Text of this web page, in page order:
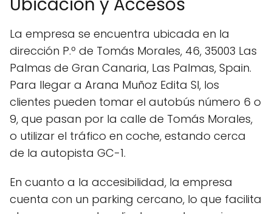
La empresa se encuentra ubicada en la
dirección P.º de Tomás Morales, 46, 35003 Las
Palmas de Gran Canaria, Las Palmas, Spain.
Para llegar a Arana Muñoz Edita Sl, los
clientes pueden tomar el autobús número 6 o
9, que pasan por la calle de Tomás Morales,
o utilizar el tráfico en coche, estando cerca
de la autopista GC-1.
En cuanto a la accesibilidad, la empresa
cuenta con un parking cercano, lo que facilita